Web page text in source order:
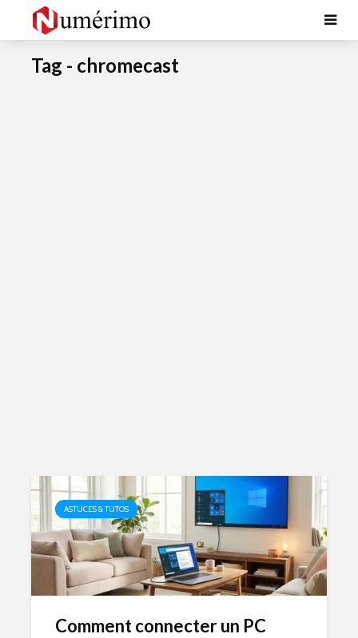
Tag - chromecast
ASTUCES & TUTOS
Comment connecter un PC